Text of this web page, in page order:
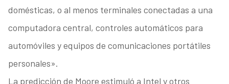
domésticas, o al menos terminales conectadas a una
computadora central, controles automáticos para
automóviles y equipos de comunicaciones portátiles
personales».
La predicción de Moore estimuló a Intel y otros